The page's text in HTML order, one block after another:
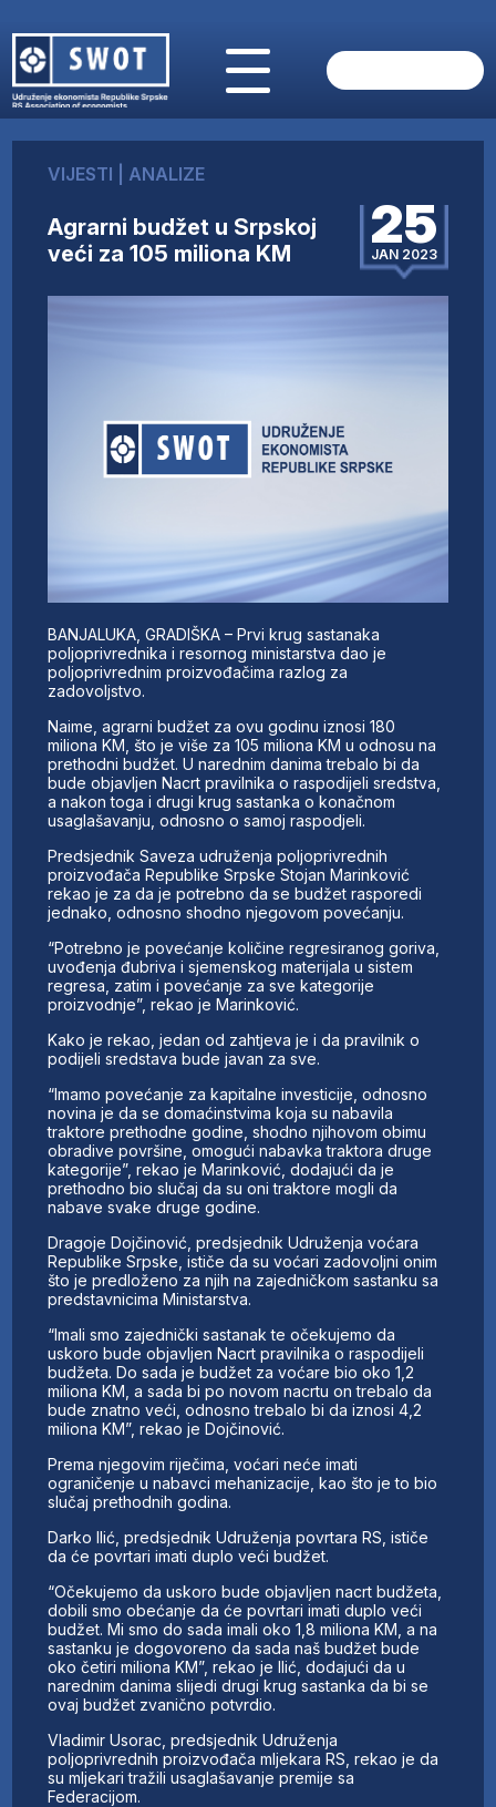
O NAMA
AKTUELNO
ANALIZE
FINANSIJE
UČLANI SE
VIJESTI ANALIZE
Agrarni budžet u Srpskoj
veći za 105 miliona KM
25
JAN 2023
BANJALUKA, GRADIŠKA – Prvi krug sastanaka
poljoprivrednika i resornog ministarstva dao je
poljoprivrednim proizvođačima razlog za
zadovoljstvo.
Naime, agrarni budžet za ovu godinu iznosi 180
miliona KM, što je više za 105 miliona KM u odnosu na
prethodni budžet. U narednim danima trebalo bi da
bude objavljen Nacrt pravilnika o raspodijeli sredstva,
a nakon toga i drugi krug sastanka o konačnom
usaglašavanju, odnosno o samoj raspodjeli.
Predsjednik Saveza udruženja poljoprivrednih
proizvođača Republike Srpske Stojan Marinković
rekao je za da je potrebno da se budžet rasporedi
jednako, odnosno shodno njegovom povećanju.
“Potrebno je povećanje količine regresiranog goriva,
uvođenja đubriva i sjemenskog materijala u sistem
regresa, zatim i povećanje za sve kategorije
proizvodnje”, rekao je Marinković.
Kako je rekao, jedan od zahtjeva je i da pravilnik o
podijeli sredstava bude javan za sve.
“Imamo povećanje za kapitalne investicije, odnosno
novina je da se domaćinstvima koja su nabavila
traktore prethodne godine, shodno njihovom obimu
obradive površine, omogući nabavka traktora druge
kategorije”, rekao je Marinković, dodajući da je
prethodno bio slučaj da su oni traktore mogli da
nabave svake druge godine.
Dragoje Dojčinović, predsjednik Udruženja voćara
Republike Srpske, ističe da su voćari zadovoljni onim
što je predloženo za njih na zajedničkom sastanku sa
predstavnicima Ministarstva.
“Imali smo zajednički sastanak te očekujemo da
uskoro bude objavljen Nacrt pravilnika o raspodijeli
budžeta. Do sada je budžet za voćare bio oko 1,2
miliona KM, a sada bi po novom nacrtu on trebalo da
bude znatno veći, odnosno trebalo bi da iznosi 4,2
miliona KM”, rekao je Dojčinović.
Prema njegovim riječima, voćari neće imati
ograničenje u nabavci mehanizacije, kao što je to bio
slučaj prethodnih godina.
Darko Ilić, predsjednik Udruženja povrtara RS, ističe
da će povrtari imati duplo veći budžet.
“Očekujemo da uskoro bude objavljen nacrt budžeta,
dobili smo obećanje da će povrtari imati duplo veći
budžet. Mi smo do sada imali oko 1,8 miliona KM, a na
sastanku je dogovoreno da sada naš budžet bude
oko četiri miliona KM”, rekao je Ilić, dodajući da u
narednim danima slijedi drugi krug sastanka da bi se
ovaj budžet zvanično potvrdio.
Vladimir Usorac, predsjednik Udruženja
poljoprivrednih proizvođača mljekara RS, rekao je da
su mljekari tražili usaglašavanje premije sa
Federacijom.